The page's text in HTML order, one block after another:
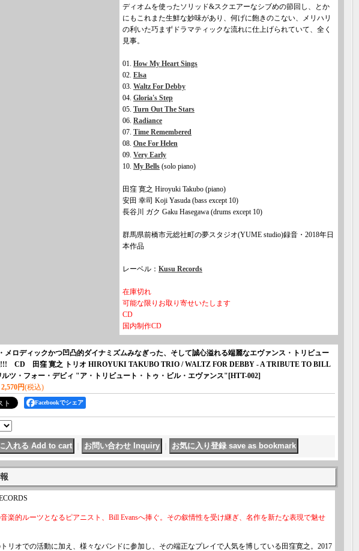
ディオムを使ったソリッド&スクエアーなシブめの節回し、とか
にもこれまた生鮮な妙味があり、何げに飽きのこない、メリハリ
の利いた巧まずドラマティックな流れに仕上げられていて、全く
見事。
01. How My Heart Sings
02. Elsa
03. Waltz For Debby
04. Gloria's Step
05. Turn Out The Stars
06. Radiance
07. Time Remembered
08. One For Helen
09. Very Early
10. My Bells (solo piano)
田窪 寛之 Hiroyuki Takubo (piano)
安田 幸司 Koji Yasuda (bass except 10)
長谷川 ガク Gaku Hasegawa (drums except 10)
群馬県前橋市元総社町の夢スタジオ(YUME studio)録音・2018年日
本作品
レーベル： Kusu Records
在庫切れ
可能な限りお取り寄せいたします
CD
国内制作CD
メロディックかつ凹凸的ダイナミズムみなぎった、そして誠心溢れる端麗なエヴァンス・トリビュー
!!! CD 田窪 寛之 トリオ HIROYUKI TAKUBO TRIO / WALTZ FOR DEBBY - A TRIBUTE TO BILL
ルツ・フォー・デビィ "ア・トリビュート・トゥ・ビル・エヴァンス" [HTT-002]
2,570円(税込)
Facebookでシェア
楽的ルーツとなるピアニスト、Bill Evansへ捧ぐ。その叙情性を受け継ぎ、名作を新たな表現で魅せ
リオでの活動に加え、様々なバンドに参加し、その端正なプレイで人気を博している田窪寛之。2017